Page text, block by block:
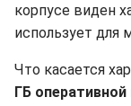
корпусе виден
использует для
Что касается
ГБ